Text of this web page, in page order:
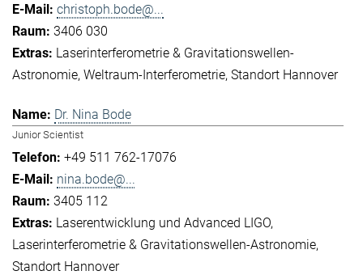
christoph.bode@...
3406 030
Laserinterferometrie & Gravitationswellen-
Astronomie Weltraum-Interferometrie Standort Hannover
Dr. Nina Bode
Junior Scientist
+49 511 762-17076
nina.bode@...
3405 112
Laserentwicklung und Advanced LIGO
Laserinterferometrie & Gravitationswellen-Astronomie
Standort Hannover